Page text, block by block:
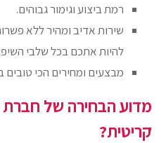
רמת ביצוע וגימור גבוהים.
שירות אדיב ומהיר ללא
להיות אתכם בכל שלבי
מבצעים ומחירים הכי טובים
מדוע הבחירה של חברת
קריטית?